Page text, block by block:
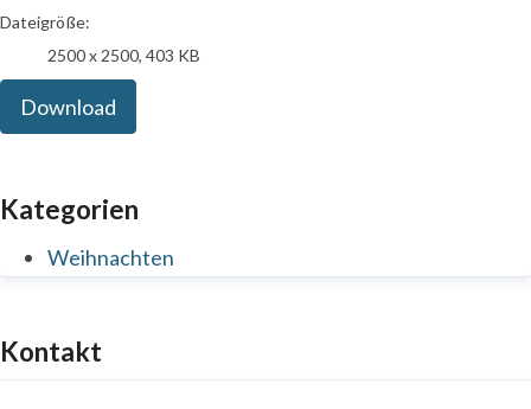
Dateigröße:
2500 x 2500, 403 KB
Download
Kategorien
Weihnachten
Kontakt